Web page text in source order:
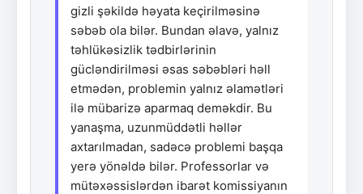
gizli şəkildə həyata keçirilməsinə
səbəb ola bilər. Bundan əlavə, yalnız
təhlükəsizlik tədbirlərinin
gücləndirilməsi əsas səbəbləri həll
etmədən, problemin yalnız əlamətləri
ilə mübarizə aparmaq deməkdir. Bu
yanaşma, uzunmüddətli həllər
axtarılmadan, sadəcə problemi başqa
yerə yönəldə bilər. Professorlar və
mütəxəssislərdən ibarət komissiyanın